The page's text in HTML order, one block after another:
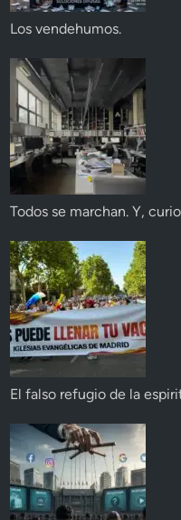
Los vendehumos.
Todos se marchan. Y,
El falso refugio de la